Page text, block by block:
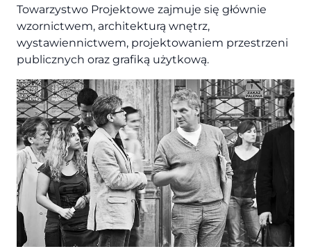
Towarzystwo Projektowe zajmuje się głównie
wzornictwem, architekturą wnętrz,
wystawiennictwem, projektowaniem przestrzeni
publicznych oraz grafiką użytkową.